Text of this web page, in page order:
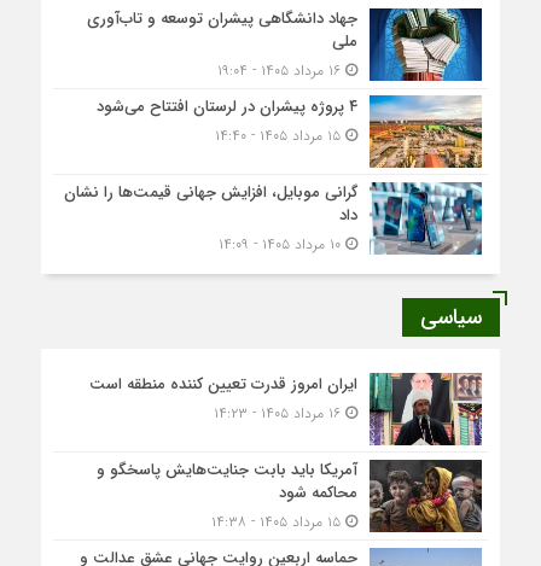
جهاد دانشگاهی پیشران توسعه و تاب‌آوری
ملی
۱۶ مرداد ۱۴۰۵ - ۱۹:۰۴
۴ پروژه پیشران در لرستان افتتاح می‌شود
۱۵ مرداد ۱۴۰۵ - ۱۴:۴۰
گرانی موبایل، افزایش جهانی قیمت‌ها را نشان
داد
۱۰ مرداد ۱۴۰۵ - ۱۴:۰۹
سیاسی
ایران امروز قدرت تعیین کننده منطقه است
۱۶ مرداد ۱۴۰۵ - ۱۴:۲۳
آمریکا باید بابت جنایت‌هایش پاسخگو و
محاکمه شود
۱۵ مرداد ۱۴۰۵ - ۱۴:۳۸
حماسه اربعین روایت جهانی عشق عدالت و